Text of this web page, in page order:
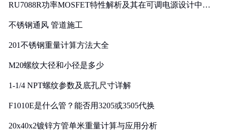
RU7088R功率MOSFET特性解析及其在可调电源设计中的
不锈钢通风 管道施工
201不锈钢重量计算方法大全
M20螺纹大径和小径是多少
1-1/4 NPT螺纹参数及底孔尺寸详解
F1010E是什么管？能否用3205或3505代换
20x40x2镀锌方管单米重量计算与应用分析